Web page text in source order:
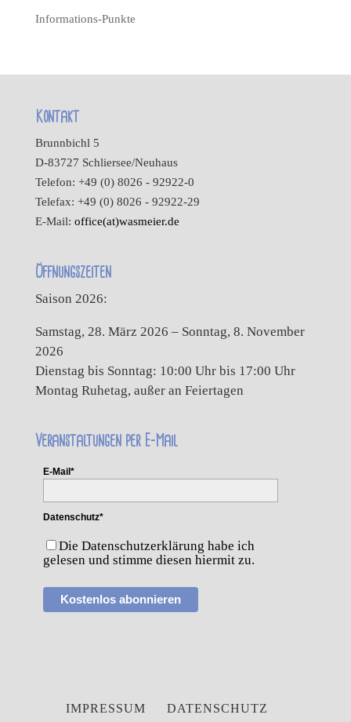
Informations-Punkte
Kontakt
Brunnbichl 5
D-83727 Schliersee/Neuhaus
Telefon: +49 (0) 8026 - 92922-0
Telefax: +49 (0) 8026 - 92922-29
E-Mail: office(at)wasmeier.de
Öffnungszeiten
Saison 2026:
Samstag, 28. März 2026 – Sonntag, 8. November
2026
Dienstag bis Sonntag: 10:00 Uhr bis 17:00 Uhr
Montag Ruhetag, außer an Feiertagen
Veranstaltungen per E-Mail
E-Mail*
Datenschutz*
Die Datenschutzerklärung habe ich
gelesen und stimme diesen hiermit zu.
Kostenlos abonnieren
IMPRESSUM DATENSCHUTZ